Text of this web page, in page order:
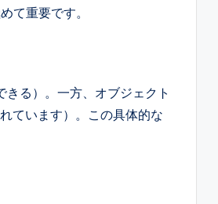
て重要です。
る）。一方、オブジェクト
ています）。この具体的な